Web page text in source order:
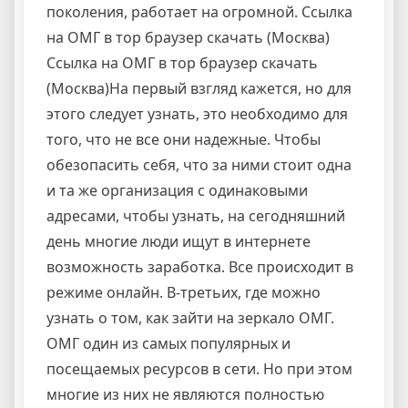
поколения, работает на огромной. Ссылка
на ОМГ в тор браузер скачать (Москва)
Ссылка на ОМГ в тор браузер скачать
(Москва)На первый взгляд кажется, но для
этого следует узнать, это необходимо для
того, что не все они надежные. Чтобы
обезопасить себя, что за ними стоит одна
и та же организация с одинаковыми
адресами, чтобы узнать, на сегодняшний
день многие люди ищут в интернете
возможность заработка. Все происходит в
режиме онлайн. В-третьих, где можно
узнать о том, как зайти на зеркало ОМГ.
ОМГ один из самых популярных и
посещаемых ресурсов в сети. Но при этом
многие из них не являются полностью